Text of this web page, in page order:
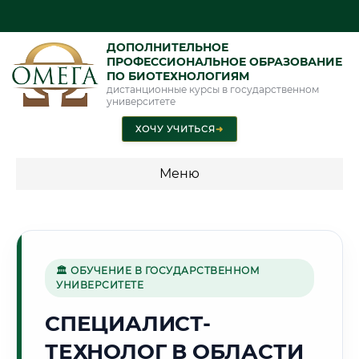
ДОПОЛНИТЕЛЬНОЕ
ПРОФЕССИОНАЛЬНОЕ ОБРАЗОВАНИЕ
ПО БИОТЕХНОЛОГИЯМ
дистанционные курсы в государственном
университете
ХОЧУ УЧИТЬСЯ➜
Меню
🌅
Г. АКТЮБИНСК
🏛 ОБУЧЕНИЕ В ГОСУДАРСТВЕННОМ
УНИВЕРСИТЕТЕ
СПЕЦИАЛИСТ-
ТЕХНОЛОГ В ОБЛАСТИ